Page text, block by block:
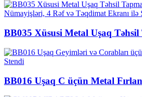
BB035 Xüsusi Metal Uşaq Təhsil
BB016 Uşaq C üçün Metal